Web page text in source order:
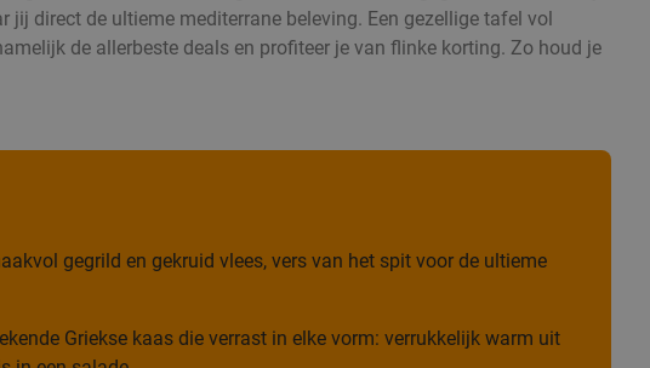
direct de ultieme mediterrane beleving. Een gezellige tafel vol
de allerbeste deals en profiteer je van flinke korting. Zo houd je
gegrild en gekruid vlees, vers van het spit voor de ultieme
Griekse kaas die verrast in elke vorm: verrukkelijk warm uit